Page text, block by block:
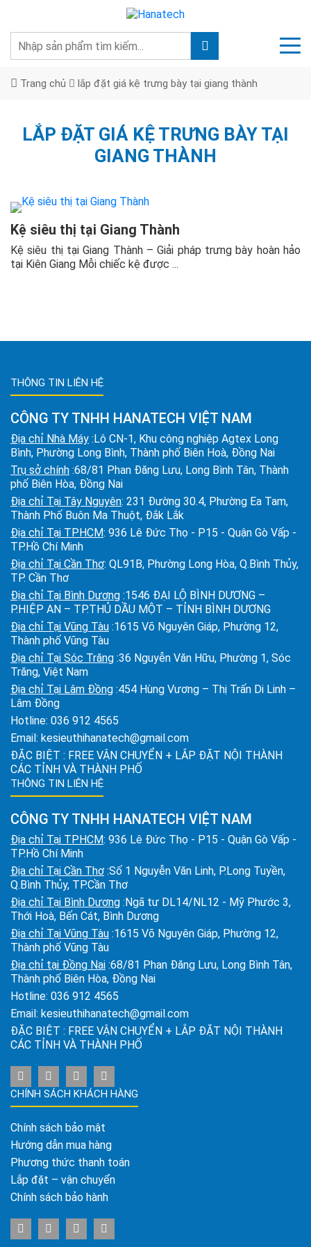
Trang chủ lắp đặt giá kệ trưng bày tại giang thành
LẮP ĐẶT GIÁ KỆ TRƯNG BÀY TẠI
GIANG THÀNH
Kệ siêu thị tại Giang Thành
Kệ siêu thị tại Giang Thành – Giải pháp trưng bày hoàn hảo
tại Kiên Giang Mỗi chiếc kệ được ...
THÔNG TIN LIÊN HỆ
CÔNG TY TNHH HANATECH VIỆT NAM
Địa chỉ Nhà Máy :Lô CN-1, Khu công nghiệp Agtex Long
Bình, Phường Long Bình, Thành phố Biên Hoà, Đồng Nai
Trụ sở chính :68/81 Phan Đăng Lưu, Long Bình Tân, Thành
phố Biên Hòa, Đồng Nai
Địa chỉ Tại Tây Nguyên: 231 Đường 30.4, Phường Ea Tam,
Thành Phố Buôn Ma Thuột, Đắk Lắk
Địa chỉ Tại TPHCM: 936 Lê Đức Thọ - P15 - Quận Gò Vấp -
TP.Hồ Chí Minh
Địa chỉ Tại Cần Thơ: QL91B, Phường Long Hòa, Q.Bình Thủy,
TP. Cần Thơ
Địa chỉ Tại Bình Dương :1546 ĐẠI LỘ BÌNH DƯƠNG –
P.HIỆP AN – TP.THỦ DẦU MỘT – TỈNH BÌNH DƯƠNG
Địa chỉ Tại Vũng Tàu :1615 Võ Nguyên Giáp, Phường 12,
Thành phố Vũng Tàu
Địa chỉ Tại Sóc Trăng :36 Nguyễn Văn Hữu, Phường 1, Sóc
Trăng, Việt Nam
Địa chỉ Tại Lâm Đồng :454 Hùng Vương – Thị Trấn Di Linh –
Lâm Đồng
Hotline: 036 912 4565
Email: kesieuthihanatech@gmail.com
ĐẶC BIỆT : FREE VẬN CHUYỂN + LẮP ĐẶT NỘI THÀNH
CÁC TỈNH VÀ THÀNH PHỐ
THÔNG TIN LIÊN HỆ
CÔNG TY TNHH HANATECH VIỆT NAM
Địa chỉ Tại TPHCM: 936 Lê Đức Thọ - P15 - Quận Gò Vấp -
TP.Hồ Chí Minh
Địa chỉ Tại Cần Thơ :Số 1 Nguyễn Văn Linh, P.Long Tuyền,
Q.Bình Thủy, TP.Cần Thơ
Địa chỉ Tại Bình Dương :Ngã tư DL14/NL12 - Mỹ Phước 3,
Thới Hoà, Bến Cát, Bình Dương
Địa chỉ Tại Vũng Tàu :1615 Võ Nguyên Giáp, Phường 12,
Thành phố Vũng Tàu
Địa chỉ tại Đồng Nai :68/81 Phan Đăng Lưu, Long Bình Tân,
Thành phố Biên Hòa, Đồng Nai
Hotline: 036 912 4565
Email: kesieuthihanatech@gmail.com
ĐẶC BIỆT : FREE VẬN CHUYỂN + LẮP ĐẶT NỘI THÀNH
CÁC TỈNH VÀ THÀNH PHỐ
CHÍNH SÁCH KHÁCH HÀNG
Chính sách bảo mật
Hướng dẫn mua hàng
Phương thức thanh toán
Lắp đặt – vận chuyển
Chính sách bảo hành